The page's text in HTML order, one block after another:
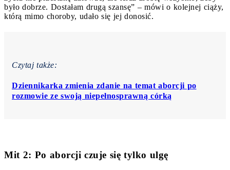
było dobrze. Dostałam drugą szansę” – mówi o kolejnej ciąży,
którą mimo choroby, udało się jej donosić.
Czytaj także:
Dziennikarka zmienia zdanie na temat aborcji po
rozmowie ze swoją niepełnosprawną córką
Mit 2: Po aborcji czuje się tylko ulgę